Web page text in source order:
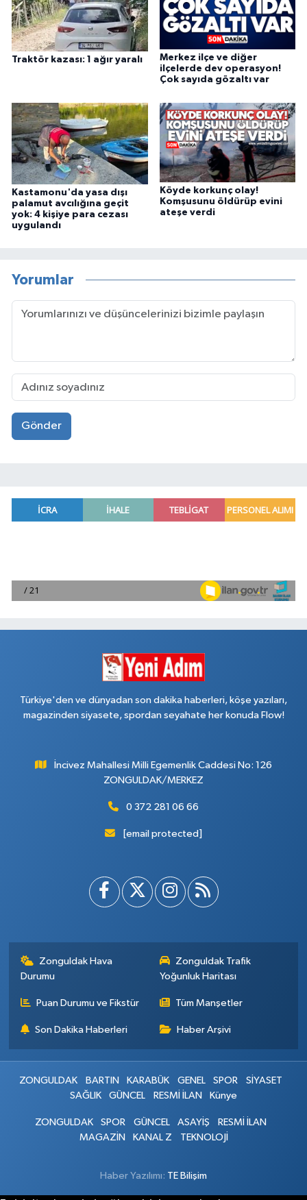
Traktör kazası: 1 ağır yaralı
Merkez ilçe ve diğer
ilçelerde dev operasyon!
Çok sayıda gözaltı var
Kastamonu'da yasa dışı
palamut avcılığına geçit
yok: 4 kişiye para cezası
uygulandı
Köyde korkunç olay!
Komşusunu öldürüp evini
ateşe verdi
Yorumlar
Gönder
Türkiye'den ve dünyadan son dakika haberleri, köşe yazıları,
magazinden siyasete, spordan seyahate her konuda Flow!
İncivez Mahallesi Milli Egemenlik Caddesi No: 126
ZONGULDAK/MERKEZ
0 372 281 06 66
[email protected]
Zonguldak Hava
Durumu
Zonguldak Trafik
Yoğunluk Haritası
Puan Durumu ve Fikstür Tüm Manşetler
Son Dakika Haberleri Haber Arşivi
ZONGULDAK BARTIN KARABÜK GENEL SPOR
SİYASET
SAĞLIK
GÜNCEL RESMİ İLAN Künye
ZONGULDAK SPOR GÜNCEL ASAYİŞ
RESMİ İLAN
MAGAZİN
KANAL Z TEKNOLOJİ
Haber Yazılımı: TE Bilişim